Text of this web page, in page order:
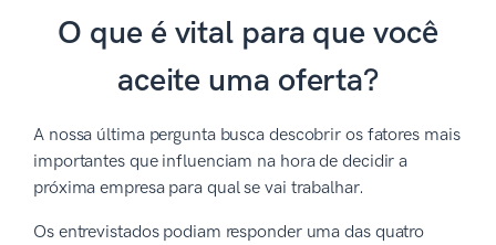
O que é vital para que você
aceite uma oferta?
A nossa última pergunta busca descobrir os fatores mais
importantes que influenciam na hora de decidir a
próxima empresa para qual se vai trabalhar.
Os entrevistados podiam responder uma das quatro